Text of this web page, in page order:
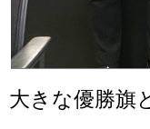
大きな優勝旗